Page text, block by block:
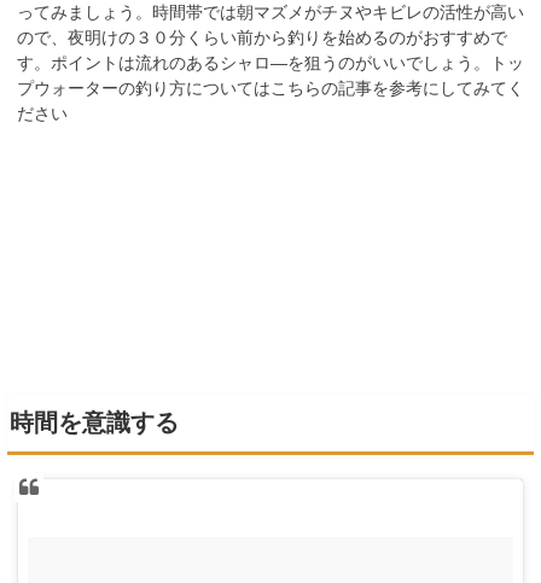
ってみましょう。時間帯では朝マズメがチヌやキビレの活性が高い
ので、夜明けの３０分くらい前から釣りを始めるのがおすすめで
す。ポイントは流れのあるシャロ―を狙うのがいいでしょう。トッ
プウォーターの釣り方についてはこちらの記事を参考にしてみてく
ださい
時間を意識する